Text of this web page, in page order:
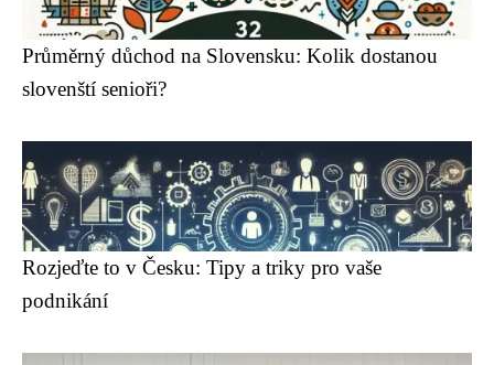
Průměrný důchod na Slovensku: Kolik dostanou
slovenští senioři?
Rozjeďte to v Česku: Tipy a triky pro vaše
podnikání